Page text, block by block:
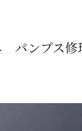
ンプス修